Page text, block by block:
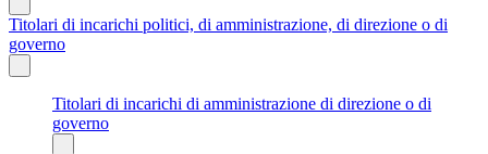
Titolari di incarichi politici, di amministrazione, di direzione o di
governo
Titolari di incarichi di amministrazione di direzione o di
governo